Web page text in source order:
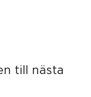
till nästa